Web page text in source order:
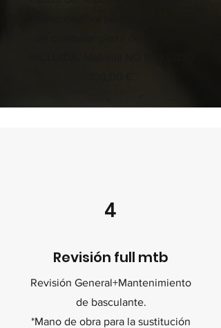
4
Revisión full mtb
Revisión General+Mantenimiento
de basculante.
*Mano de obra para la sustitución